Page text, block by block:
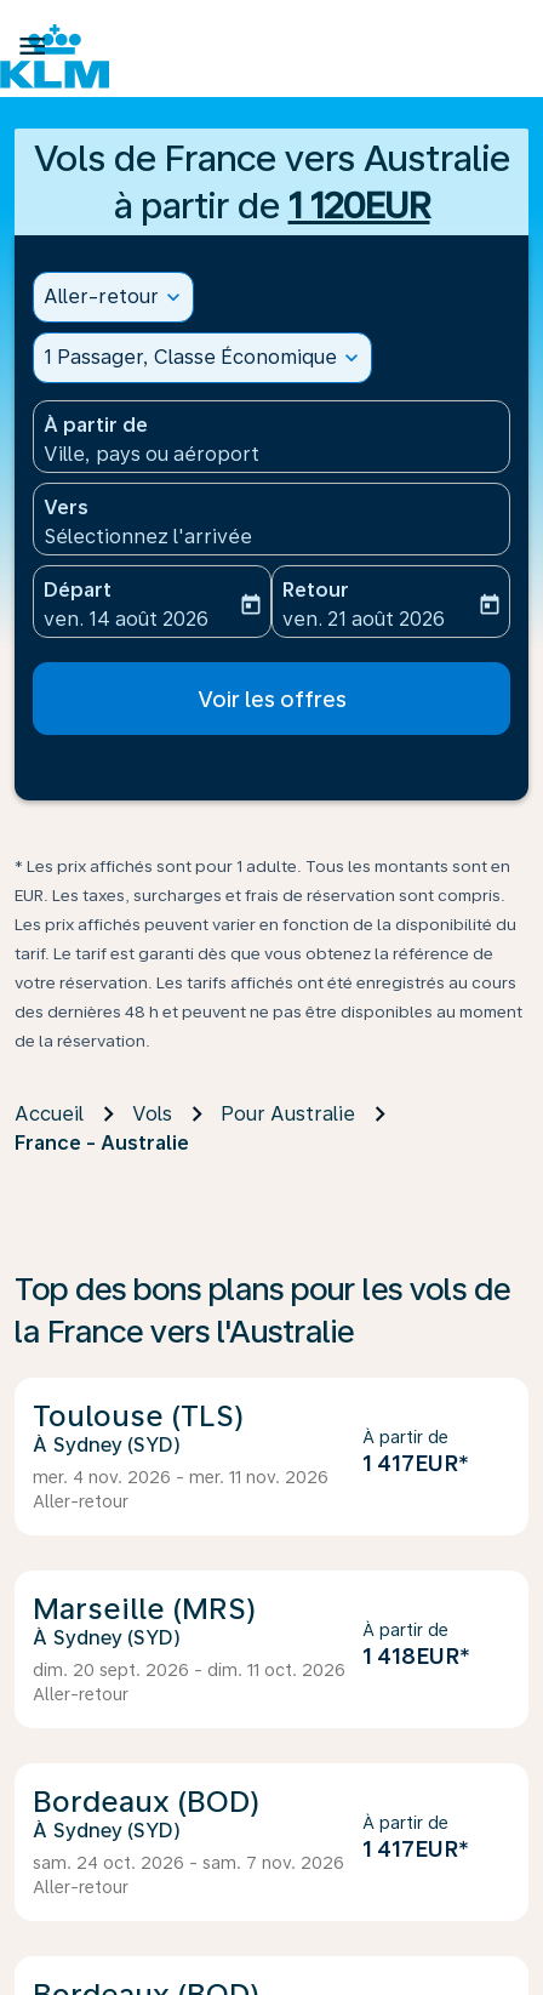

Vols de France vers Australie
à partir de 1 120EUR
Aller-retour expand_more
1 Passager, Classe Économique expand_more
À partir de
Ville, pays ou aéroport
Vers
Sélectionnez l'arrivée
Départ
fc-booking-departure-date-aria-label
ven. 14 août 2026
today
Retour
fc-booking-return-date-
ven. 21 août 2026
today
Voir les offres
* Les prix affichés sont pour 1 adulte. Tous les montants sont en
EUR. Les taxes, surcharges et frais de réservation sont compris.
Les prix affichés peuvent varier en fonction de la disponibilité du
tarif. Le tarif est garanti dès que vous obtenez la référence de
votre réservation. Les tarifs affichés ont été enregistrés au cours
des dernières 48 h et peuvent ne pas être disponibles au moment
de la réservation.
Accueil Vols
Pour Australie
France - Australie
Top des bons plans pour les vols de
la France vers l'Australie
Toulouse (TLS)
Sydney (SYD)
mer. 4 nov. 2026 - mer. 11 nov. 2026
Aller-retour
À partir de
1 417EUR*
Marseille (MRS)
Sydney (SYD)
dim. 20 sept. 2026 - dim. 11 oct. 2026
Aller-retour
À partir de
1 418EUR*
Bordeaux (BOD)
Sydney (SYD)
sam. 24 oct. 2026 - sam. 7 nov. 2026
Aller-retour
À partir de
1 417EUR*